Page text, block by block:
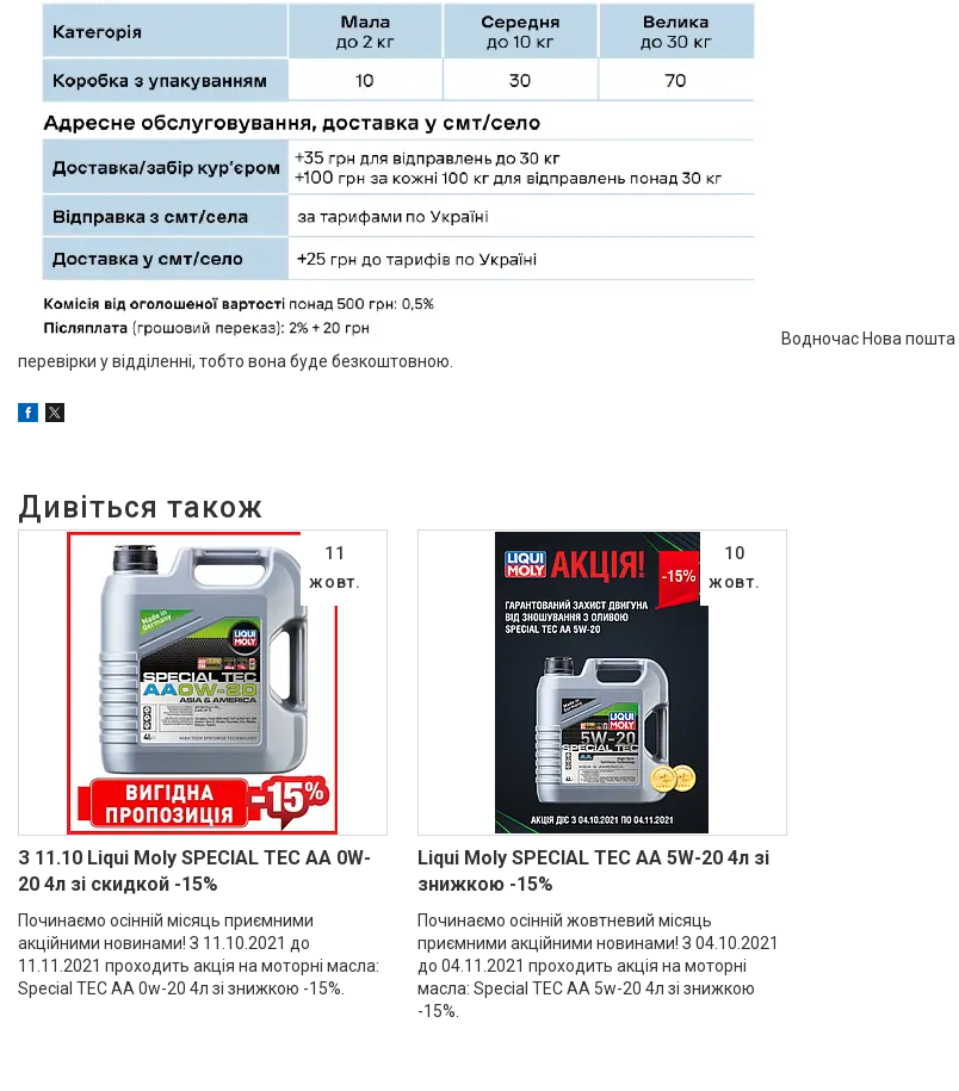
Водночас Нова пошта
перевірки у відділенні, тобто вона буде безкоштовною.
11
жовт.
З 11.10 Liqui Moly SPECIAL TEC AA 0W-
20 4л зі скидкой -15%
Починаємо осінній місяць приємними
акційними новинами! З 11.10.2021 до
11.11.2021 проходить акція на моторні масла:
Special TEC AA 0w-20 4л зі знижкою -15%.
10
жовт.
Liqui Moly SPECIAL TEC AA 5W-20 4л зі
знижкою -15%
Починаємо осінній жовтневий місяць
приємними акційними новинами! З 04.10.2021
до 04.11.2021 проходить акція на моторні
масла: Special TEC AA 5w-20 4л зі знижкою
-15%.